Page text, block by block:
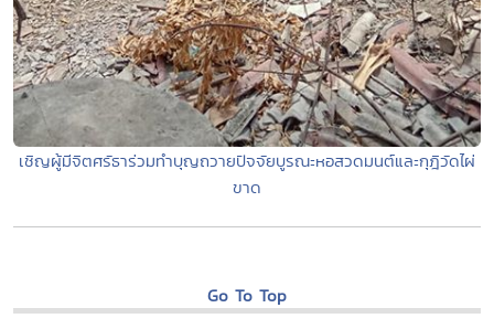
เชิญผู้มีจิตศรัธาร่วมทำบุญถวายปัจจัยบูรณะหอสวดมนต์และกุฎิวัดไผ่
ขาด
Go To Top